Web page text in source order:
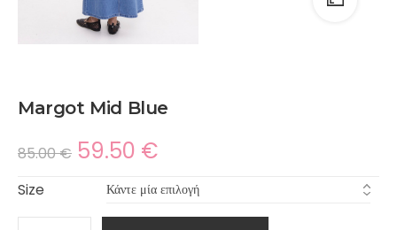
Margot Mid Blue
85.00€ 59.50 €
Size